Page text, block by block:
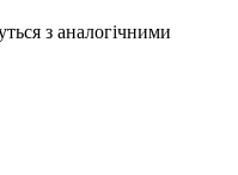
з аналогічними